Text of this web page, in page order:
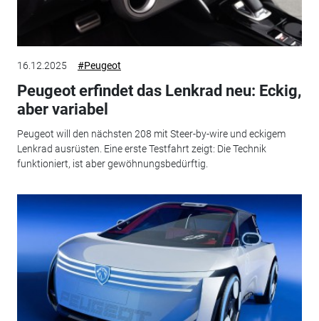
16.12.2025 #Peugeot
Peugeot erfindet das Lenkrad neu: Eckig,
aber variabel
Peugeot will den nächsten 208 mit Steer-by-wire und eckigem
Lenkrad ausrüsten. Eine erste Testfahrt zeigt: Die Technik
funktioniert, ist aber gewöhnungsbedürftig.